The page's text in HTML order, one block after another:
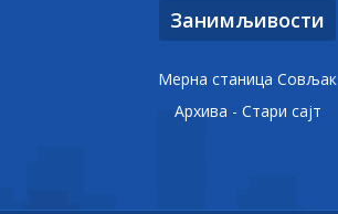
Занимљивости
Мерна станица Совљак
Архива - Стари сајт